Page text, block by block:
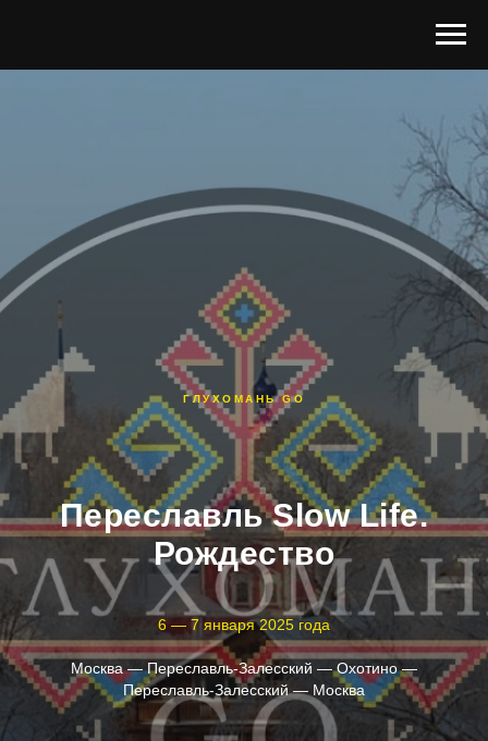
ГЛУХОМАНЬ GO
Переславль Slow Life.
Рождество
6 — 7 января 2025 года
Москва —Переславль-Залесский — Охотино —
Переславль-Залесский— Москва